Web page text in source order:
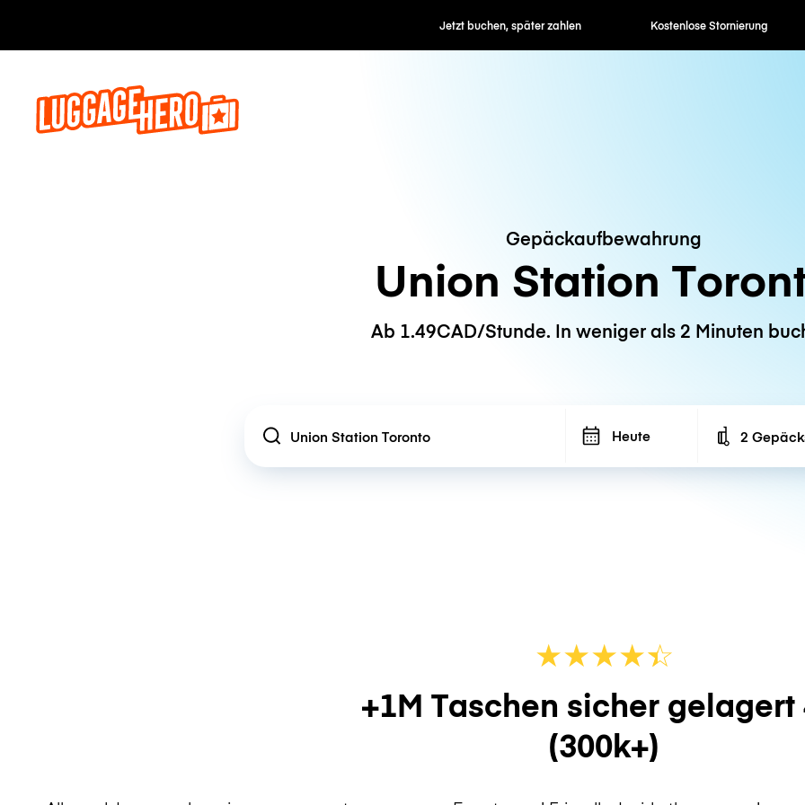
Jetzt buchen, später zahlen Kostenlose Stornierung Stunden- /
Gepäckaufbewahrung
Union Station
Ab 1.49CAD/Stunde. In weniger als 2 Minuten
Location Heute Number of
2
★★★★☆
★
+1M Taschen sicher gelagert
(300k+)